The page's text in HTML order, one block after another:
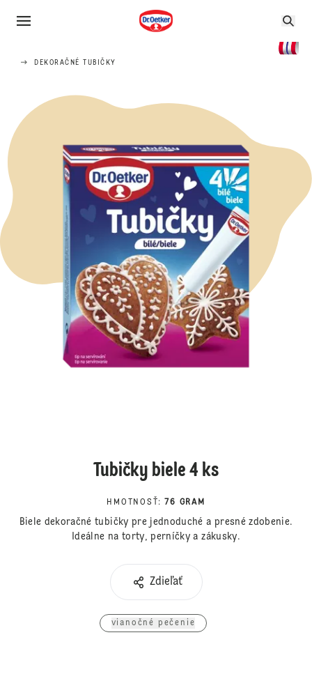
DEKORAČNÉ TUBIČKY
Tubičky biele 4 ks
HMOTNOSŤ : 76 GRAM
Biele dekoračné tubičky pre jednoduché a presné zdobenie.
Ideálne na torty, perníčky a zákusky.
Zdieľať
vianočné pečenie